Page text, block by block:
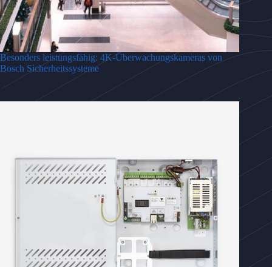
Besonders leistungsfähig: 4K-Überwachungskameras von
Bosch Sicherheitssysteme